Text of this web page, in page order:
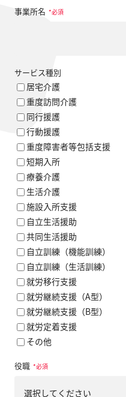
事業所名 *
サービス種別
居宅介護
重度訪問介護
同行援護
行動援護
重度障害者等包括支援
短期入所
療養介護
生活介護
施設入所支援
自立生活援助
共同生活援助
自立訓練（機能訓練）
自立訓練（生活訓練）
就労移行支援
就労継続支援（A型）
就労継続支援（B型）
就労定着支援
その他
役職 *